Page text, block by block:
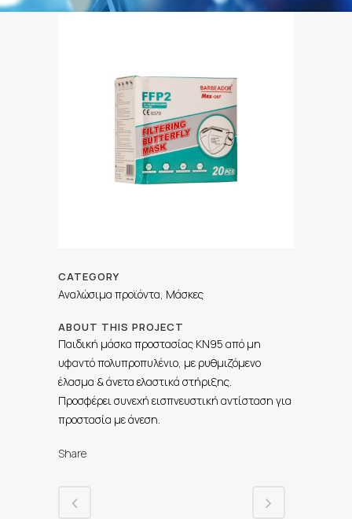
CATEGORY
Αναλώσιμα προϊόντα, Μάσκες
ABOUT THIS PROJECT
Παιδική μάσκα προστασίας KN95 από μη
υφαντό πολυπροπυλένιο, με ρυθμιζόμενο
έλασμα & άνετα ελαστικά στήριξης.
Προσφέρει συνεχή εισπνευστική αντίσταση για
προστασία με άνεση.
Share